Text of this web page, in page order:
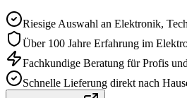
Riesige Auswahl an Elektronik,
Über 100 Jahre Erfahrung im
Fachkundige Beratung für Profis
Schnelle Lieferung direkt nach